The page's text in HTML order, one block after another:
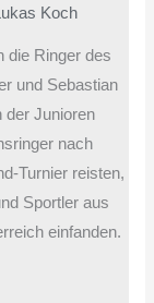
Koch
die Ringer des
und Sebastian
der Junioren
nach
Turnier reisten,
Sportler aus
einfanden.